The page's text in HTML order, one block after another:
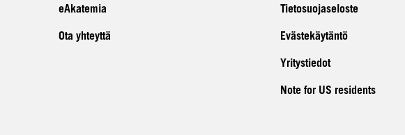
eAkatemia
Ota yhteyttä
Tietosuojaseloste
Evästekäytäntö
Yritystiedot
Note for US residents